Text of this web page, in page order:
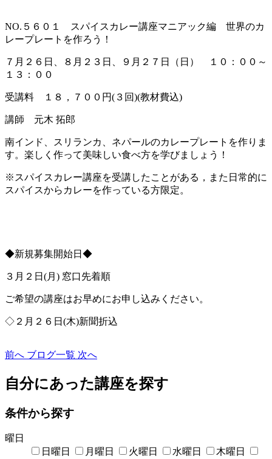
NO.５６０１ スパイスカレー講座マニアック編 世界のカ
レープレートを作ろう！
７月２６日、８月２３日、９月２７日（日） １０：００～
１３：００
受講料 １８，７００円(３回)(教材費込)
講師 元木 拓郎
南インド、スリランカ、ネパールのカレープレートを作りま
す。楽しく作って美味しい食べ方を学びましょう！
※スパイスカレー講座を受講したことがある，また日常的に
スパイスからカレーを作っている方限定。
◆新規募集開始日◆
３月２日(月) 窓口先着順
ご希望の講座はお早めにお申し込みください。
◇２月２６日(木)新聞折込
前へ ブログ一覧 次へ
自分にあった講座を探す
条件から探す
曜日
日曜日
月曜日 火曜日 水曜日
木曜日